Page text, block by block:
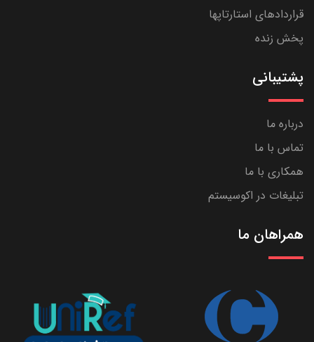
قراردادهای استارتاپها
پخش زنده
پشتیبانی
درباره ما
تماس با ما
همکاری با ما
تبلیغات در اکوسیستم
همراهان ما